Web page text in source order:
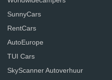
SunnyCars
RentCars
AutoEurope
TUI Cars
SkyScanner Autoverhuur